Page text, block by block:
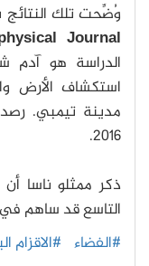
وُضِّحت تلك
Journal
الدراسة هو آدم
استكشاف الأرض
2016.
ذكر ممثلو ناسا
التاسع قد ساهم في أكثر من 1600
#الفضاء #الاقزام